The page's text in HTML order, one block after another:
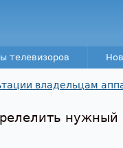
телевизоров
владельцам